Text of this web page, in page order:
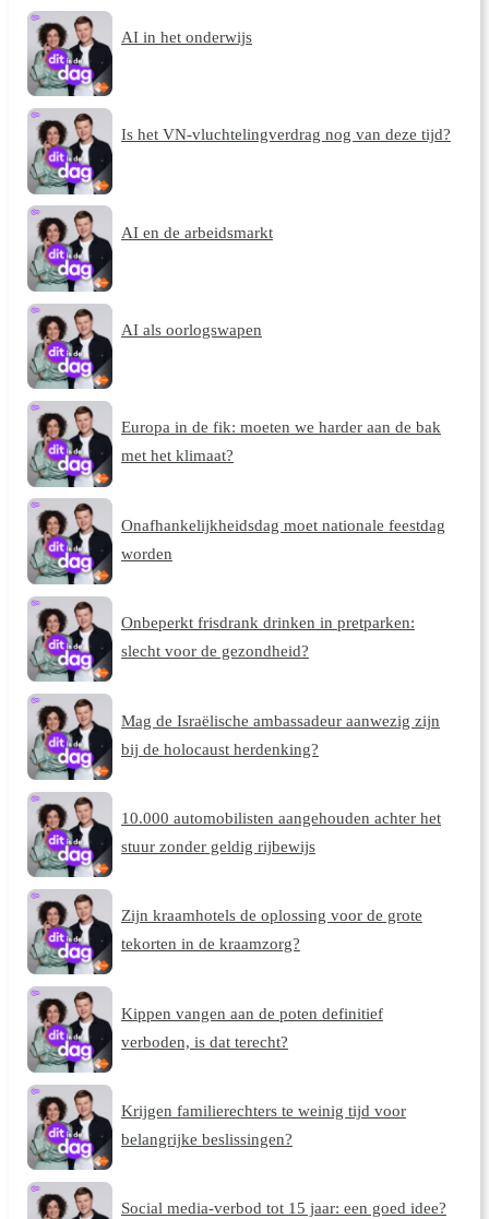
AI in het onderwijs
Is het VN-vluchtelingverdrag nog van deze tijd?
AI en de arbeidsmarkt
AI als oorlogswapen
Europa in de fik: moeten we harder aan de bak
met het klimaat?
Onafhankelijkheidsdag moet nationale feestdag
worden
Onbeperkt frisdrank drinken in pretparken:
slecht voor de gezondheid?
Mag de Israëlische ambassadeur aanwezig zijn
bij de holocaust herdenking?
10.000 automobilisten aangehouden achter het
stuur zonder geldig rijbewijs
Zijn kraamhotels de oplossing voor de grote
tekorten in de kraamzorg?
Kippen vangen aan de poten definitief
verboden, is dat terecht?
Krijgen familierechters te weinig tijd voor
belangrijke beslissingen?
Social media-verbod tot 15 jaar: een goed idee?